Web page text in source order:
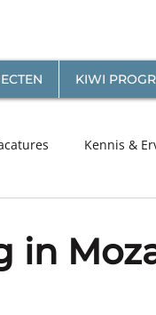
KIWI
Kennis &
in